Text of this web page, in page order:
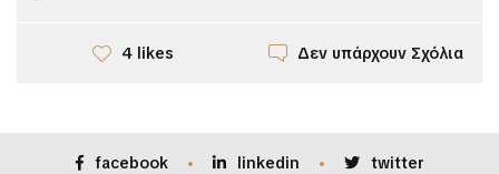
4 likes Δεν υπάρχουν Σχόλια
facebook linkedin
twitter